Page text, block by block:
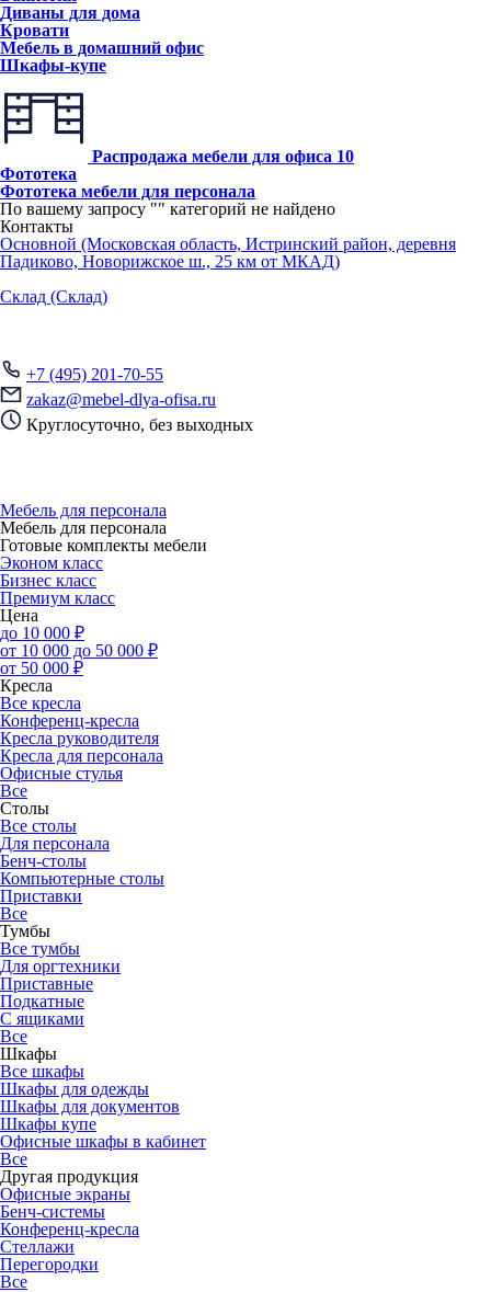
Диваны для дома
Кровати
Мебель в домашний офис
Шкафы-купе
Распродажа мебели для офиса 10
Фототека
Фототека мебели для персонала
По вашему запросу "" категорий не найдено
Контакты
Основной (Московская область, Истринский район, деревня
Падиково, Новорижское ш., 25 км от МКАД)
Склад (Склад)
+7 (495) 201-70-55
zakaz@mebel-dlya-ofisa.ru
Круглосуточно, без выходных
Мебель для персонала
Мебель для персонала
Готовые комплекты мебели
Эконом класс
Бизнес класс
Премиум класс
Цена
до 10 000 ₽
от 10 000 до 50 000 ₽
от 50 000 ₽
Кресла
Все кресла
Конференц-кресла
Кресла руководителя
Кресла для персонала
Офисные стулья
Все
Столы
Все столы
Для персонала
Бенч-столы
Компьютерные столы
Приставки
Все
Тумбы
Все тумбы
Для оргтехники
Приставные
Подкатные
С ящиками
Все
Шкафы
Все шкафы
Шкафы для одежды
Шкафы для документов
Шкафы купе
Офисные шкафы в кабинет
Все
Другая продукция
Офисные экраны
Бенч-системы
Конференц-кресла
Стеллажи
Перегородки
Все